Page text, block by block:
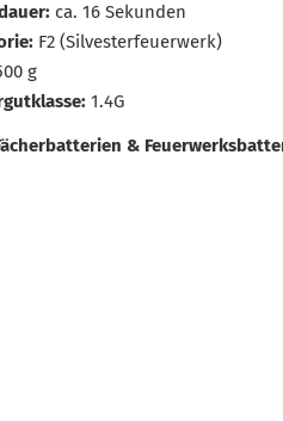
ca. 16 Sekunden
F2 (Silvesterfeuerwerk)
g
1.4G
&